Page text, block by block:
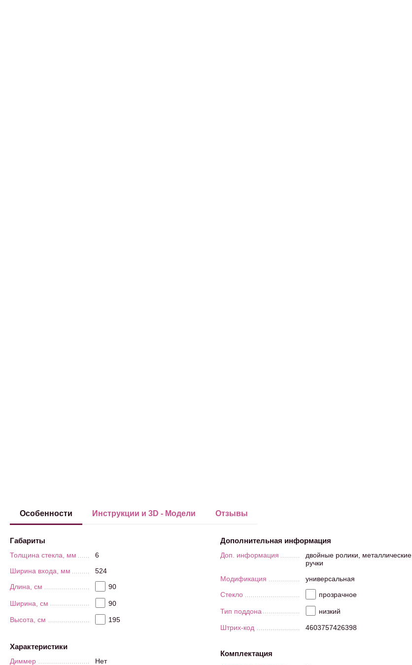
Особенности Инструкции и 3D - Модели Отзывы
Габариты
Толщина стекла, мм
6
Ширина входа, мм
524
Длина, см
90
Ширина, см 90
Высота, см 195
Характеристики
Диммер
Нет
Дополнительная информация
Доп. информация
двойные ролики, металлические
ручки
Модификация
универсальная
Стекло
прозрачное
Тип поддона низкий
Штрих-код 4603757426398
Комплектация